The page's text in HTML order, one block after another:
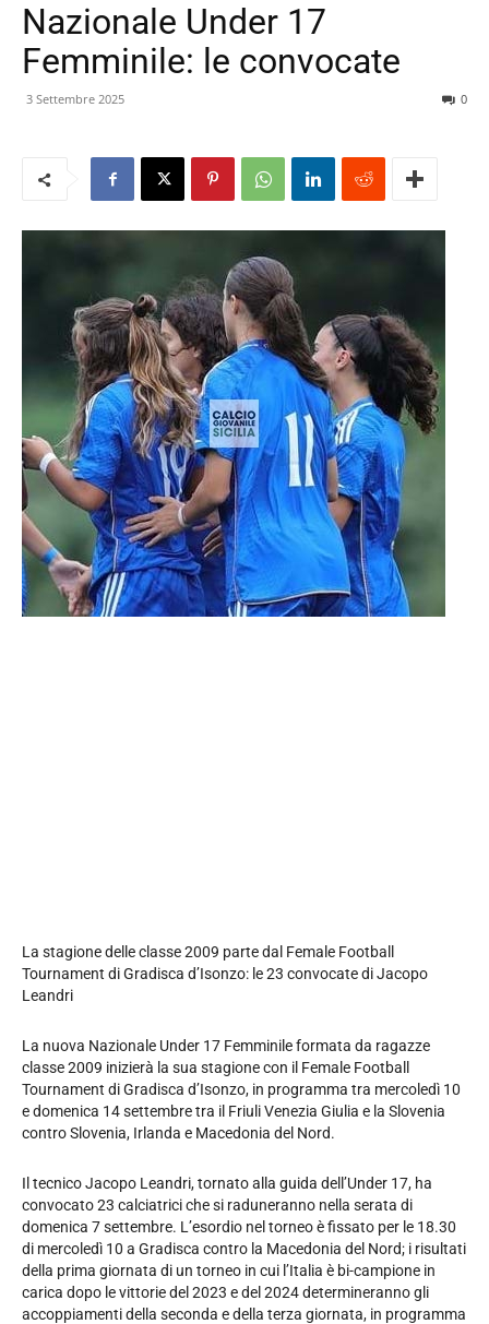
Nazionale Under 17
Femminile: le convocate
3 Settembre 2025 0
La stagione delle classe 2009 parte dal Female Football
Tournament di Gradisca d’Isonzo: le 23 convocate di Jacopo
Leandri
La nuova Nazionale Under 17 Femminile formata da ragazze
classe 2009 inizierà la sua stagione con il Female Football
Tournament di Gradisca d’Isonzo, in programma tra mercoledì 10
e domenica 14 settembre tra il Friuli Venezia Giulia e la Slovenia
contro Slovenia, Irlanda e Macedonia del Nord.
Il tecnico Jacopo Leandri, tornato alla guida dell’Under 17, ha
convocato 23 calciatrici che si raduneranno nella serata di
domenica 7 settembre. L’esordio nel torneo è fissato per le 18.30
di mercoledì 10 a Gradisca contro la Macedonia del Nord; i risultati
della prima giornata di un torneo in cui l’Italia è bi-campione in
carica dopo le vittorie del 2023 e del 2024 determineranno gli
accoppiamenti della seconda e della terza giornata, in programma